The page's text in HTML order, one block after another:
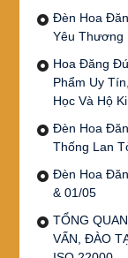
Đèn Hoa
Yêu
Hoa Đăng
Phẩm Uy
Học Và Hộ
Đèn Hoa
Thống Lan
Đèn Hoa
& 01/05
TỔNG
VẤN, ĐÀO